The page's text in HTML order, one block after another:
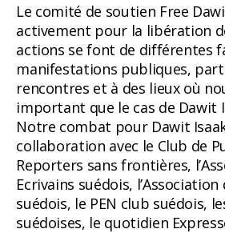
Le comité de soutien Free
activement pour la libération
actions se font de différentes
manifestations publiques,
rencontres et à des lieux où
important que le cas de Dawit
Notre combat pour Dawit
collaboration avec le Club de
Reporters sans frontières,
Ecrivains suédois,
suédois, le PEN club suédois,
suédoises, le quotidien